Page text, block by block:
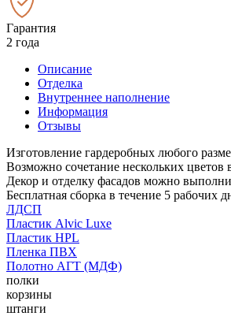
Гарантия
2 года
Описание
Отделка
Внутреннее наполнение
Информация
Отзывы
Изготовление гардеробных любого
Возможно сочетание нескольких цветов
Декор и отделку фасадов можно
Бесплатная сборка в течение 5 рабочих
ЛДСП
Пластик Alvic Luxe
Пластик HPL
Пленка ПВХ
Полотно АГТ (МДФ)
полки
корзины
штанги